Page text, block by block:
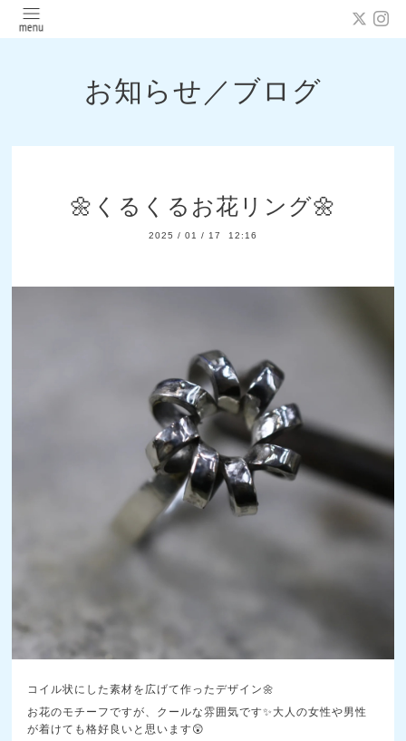
お知らせ／ブログ
🌼くるくるお花リング🌼
2025 / 01 / 17 12:16
コイル状にした素材を広げて作ったデザイン🌼
お花のモチーフですが、クールな雰囲気です✨大人の女性や男性
が着けても格好良いと思います😲